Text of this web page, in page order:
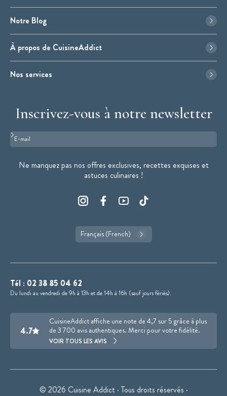
Notre Blog
À propos de CuisineAddict
Nos services
Inscrivez-vous à notre newsletter
Format : adresse@email.com
Ne manquez pas nos offres exclusives, recettes exquises et
astuces culinaires !
Français (French)
Tél : 02 38 85 04 62
Du lundi au vendredi de 9h à 13h et de 14h à 16h (sauf jours fériés).
4.7
CuisineAddict affiche une note de 4,7 sur 5 grâce à plus
de 3 700 avis authentiques. Merci pour votre fidélité.
VOIR TOUS LES AVIS
© 2026 Cuisine Addict · Tous droits réservés ·